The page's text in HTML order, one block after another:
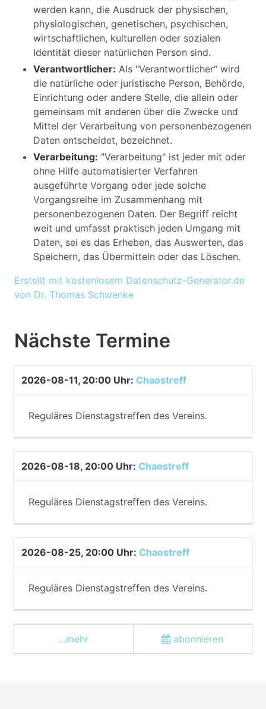
werden kann, die Ausdruck der physischen,
physiologischen, genetischen, psychischen,
wirtschaftlichen, kulturellen oder sozialen
Identität dieser natürlichen Person sind.
Verantwortlicher: Als "Verantwortlicher“ wird
die natürliche oder juristische Person, Behörde,
Einrichtung oder andere Stelle, die allein oder
gemeinsam mit anderen über die Zwecke und
Mittel der Verarbeitung von personenbezogenen
Daten entscheidet, bezeichnet.
Verarbeitung: "Verarbeitung" ist jeder mit oder
ohne Hilfe automatisierter Verfahren
ausgeführte Vorgang oder jede solche
Vorgangsreihe im Zusammenhang mit
personenbezogenen Daten. Der Begriff reicht
weit und umfasst praktisch jeden Umgang mit
Daten, sei es das Erheben, das Auswerten, das
Speichern, das Übermitteln oder das Löschen.
Erstellt mit kostenlosem Datenschutz-Generator.de
von Dr. Thomas Schwenke
Nächste Termine
2026-08-11, 20:00 Uhr: Chaostreff
Reguläres Dienstagstreffen des Vereins.
2026-08-18, 20:00 Uhr: Chaostreff
Reguläres Dienstagstreffen des Vereins.
2026-08-25, 20:00 Uhr: Chaostreff
Reguläres Dienstagstreffen des Vereins.
...mehr abonnieren